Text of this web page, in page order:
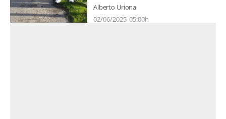
Alberto Uriona
02/06/2025 05:00h